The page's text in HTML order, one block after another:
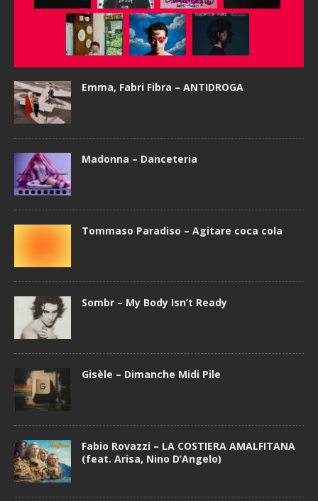
Emma, Fabri Fibra – ANTIDROGA
Madonna – Danceteria
Tommaso Paradiso – Agitare coca cola
Sombr – My Body Isn’t Ready
Gisèle – Dimanche Midi Pile
Fabio Rovazzi – LA COSTIERA AMALFITANA
(feat. Arisa, Nino D’Angelo)